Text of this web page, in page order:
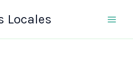
Locales